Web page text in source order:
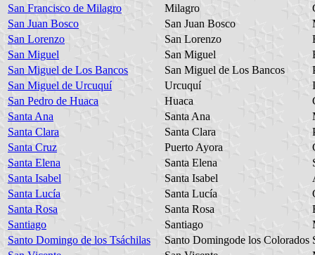
San Francisco de Milagro
Milagro
San Juan Bosco
San Juan Bosco
San Lorenzo
San Lorenzo
San Miguel
San Miguel
San Miguel de Los Bancos
San Miguel de Los Bancos
San Miguel de Urcuquí
Urcuquí
San Pedro de Huaca
Huaca
Santa Ana
Santa Ana
Santa Clara
Santa Clara
Santa Cruz
Puerto Ayora
Santa Elena
Santa Elena
Santa Isabel
Santa Isabel
Santa Lucía
Santa Lucía
Santa Rosa
Santa Rosa
Santiago
Santiago
Santo Domingo de los Tsáchilas
Santo Domingode los Colorados